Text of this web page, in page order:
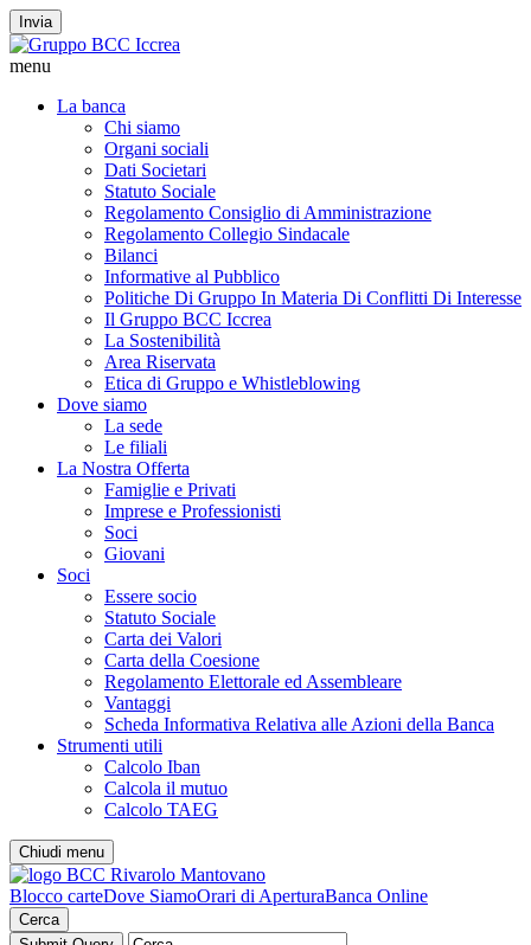
Invia
menu
La banca
Chi siamo
Organi sociali
Dati Societari
Statuto Sociale
Regolamento Consiglio di Amministrazione
Regolamento Collegio Sindacale
Bilanci
Informative al Pubblico
Politiche Di Gruppo In Materia Di Conflitti Di Interesse
Il Gruppo BCC Iccrea
La Sostenibilità
Area Riservata
Etica di Gruppo e Whistleblowing
Dove siamo
La sede
Le filiali
La Nostra Offerta
Famiglie e Privati
Imprese e Professionisti
Soci
Giovani
Soci
Essere socio
Statuto Sociale
Carta dei Valori
Carta della Coesione
Regolamento Elettorale ed Assembleare
Vantaggi
Scheda Informativa Relativa alle Azioni della Banca
Strumenti utili
Calcolo Iban
Calcola il mutuo
Calcolo TAEG
Chiudi menu
Blocco carteDove SiamoOrari di AperturaBanca Online
Cerca